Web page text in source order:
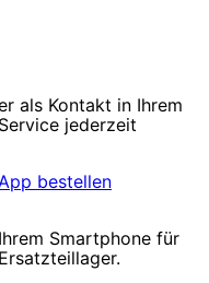
als Kontakt in Ihrem
jederzeit
bestellen
Smartphone für